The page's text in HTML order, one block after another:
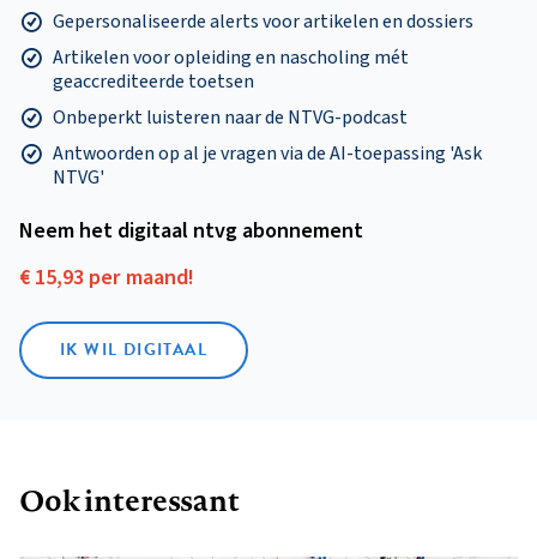
Gepersonaliseerde alerts voor artikelen en dossiers
Artikelen voor opleiding en nascholing mét
geaccrediteerde toetsen
Onbeperkt luisteren naar de NTVG-podcast
Antwoorden op al je vragen via de AI-toepassing 'Ask
NTVG'
Neem het digitaal ntvg abonnement
€ 15,93 per maand!
IK WIL DIGITAAL
Ook interessant